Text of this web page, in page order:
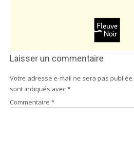
Laisser un commentaire
Votre adresse e-mail ne sera pas publiée.
sont indiqués avec*
Commentaire *